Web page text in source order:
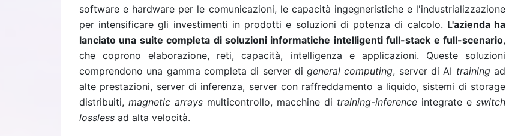
software e hardware per le comunicazioni, le capacità ingegneristiche e l'industrializzazione
per intensificare gli investimenti in prodotti e soluzioni di potenza di calcolo. L'azienda ha
lanciato una suite completa di soluzioni informatiche intelligenti full-stack e full-scenario,
che coprono elaborazione, reti, capacità, intelligenza e applicazioni. Queste soluzioni
comprendono una gamma completa di server di general computing, server di AI training ad
alte prestazioni, server di inferenza, server con raffreddamento a liquido, sistemi di storage
distribuiti, magnetic arrays multicontrollo, macchine di training-inference integrate e switch
lossless ad alta velocità.